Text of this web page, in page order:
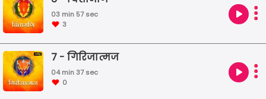
03 min 57 sec
3
7 - गिरिजात्मज
04 min 37 sec
0